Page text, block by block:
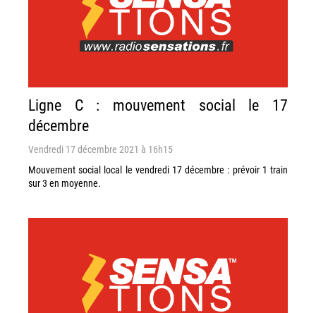
Ligne C : mouvement social le 17
décembre
Vendredi 17 décembre 2021 à 16h15
Mouvement social local le vendredi 17 décembre : prévoir 1 train
sur 3 en moyenne.